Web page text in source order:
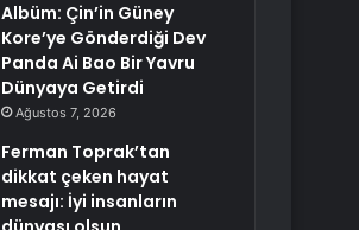
Albüm: Çin’in Güney
Kore’ye Gönderdiği Dev
Panda Ai Bao Bir Yavru
Dünyaya Getirdi
Ağustos 7, 2026
Ferman Toprak’tan
dikkat çeken hayat
mesajı: İyi insanların